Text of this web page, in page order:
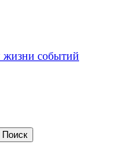
событий